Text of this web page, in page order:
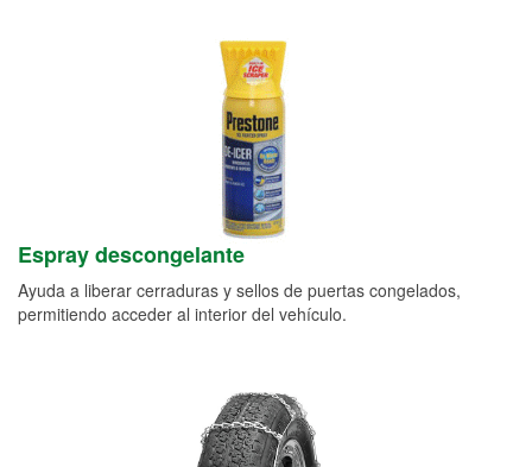
Espray descongelante
Ayuda a liberar cerraduras y sellos de puertas congelados,
permitiendo acceder al interior del vehículo.